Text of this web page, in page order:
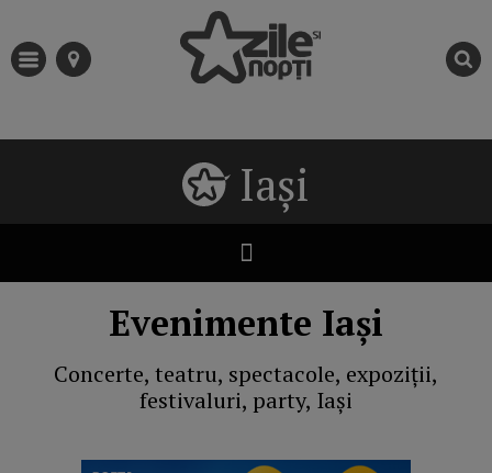
Iași
Evenimente Iași
Concerte, teatru, spectacole, expoziții,
festivaluri, party, Iași